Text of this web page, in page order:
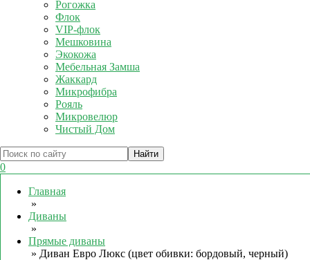
Рогожка
Флок
VIP-флок
Мешковина
Экокожа
Мебельная Замша
Жаккард
Микрофибра
Рояль
Микровелюр
Чистый Дом
0
Главная
»
Диваны
»
Прямые диваны
» Диван Евро Люкс (цвет обивки: бордовый, черный)